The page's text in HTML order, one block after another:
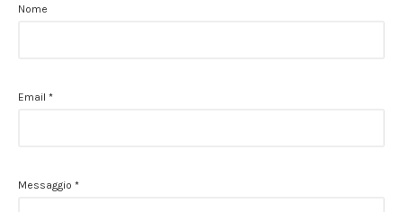
Nome
Email *
Messaggio *